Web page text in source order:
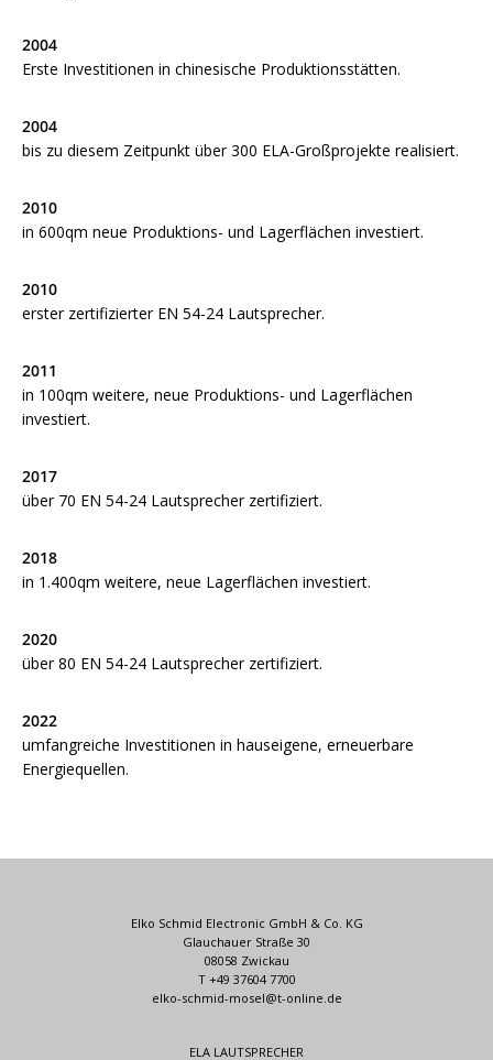
2004
Erste Investitionen in chinesische Produktionsstätten.
2004
bis zu diesem Zeitpunkt über 300 ELA-Großprojekte realisiert.
2010
in 600qm neue Produktions- und Lagerflächen investiert.
2010
erster zertifizierter EN 54-24 Lautsprecher.
2011
in 100qm weitere, neue Produktions- und Lagerflächen
investiert.
2017
über 70 EN 54-24 Lautsprecher zertifiziert.
2018
in 1.400qm weitere, neue Lagerflächen investiert.
2020
über 80 EN 54-24 Lautsprecher zertifiziert.
2022
umfangreiche Investitionen in hauseigene, erneuerbare
Energiequellen.
Elko Schmid Electronic GmbH & Co. KG
Glauchauer Straße 30
08058 Zwickau
T +49 37604 7700
elko-schmid-mosel@t-online.de
ELA LAUTSPRECHER